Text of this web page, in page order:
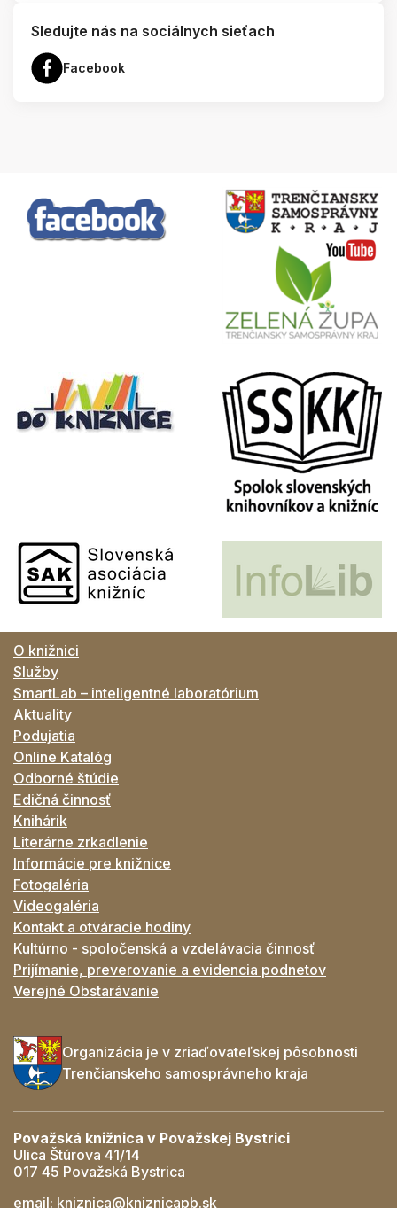
Sledujte nás na sociálnych sieťach
Facebook
O knižnici
Služby
SmartLab – inteligentné laboratórium
Aktuality
Podujatia
Online Katalóg
Odborné štúdie
Edičná činnosť
Knihárik
Literárne zrkadlenie
Informácie pre knižnice
Fotogaléria
Videogaléria
Kontakt a otváracie hodiny
Kultúrno - spoločenská a vzdelávacia činnosť
Prijímanie, preverovanie a evidencia podnetov
Verejné Obstarávanie
Organizácia je v zriaďovateľskej pôsobnosti
Trenčianskeho samosprávneho kraja
Považská knižnica v Považskej Bystrici
Ulica Štúrova 41/14
017 45 Považská Bystrica
email: kniznica@kniznicapb.sk